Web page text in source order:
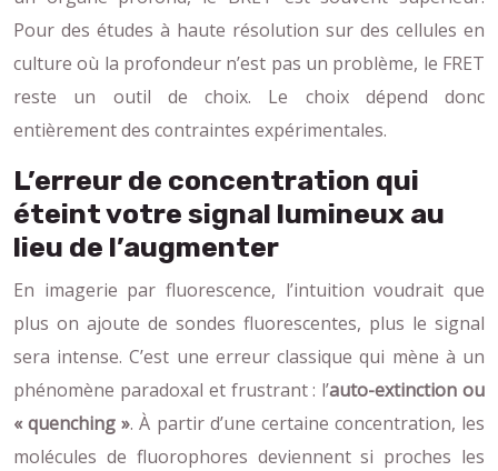
Pour des études à haute résolution sur des cellules en
culture où la profondeur n’est pas un problème, le FRET
reste un outil de choix. Le choix dépend donc
entièrement des contraintes expérimentales.
L’erreur de concentration qui
éteint votre signal lumineux au
lieu de l’augmenter
En imagerie par fluorescence, l’intuition voudrait que
plus on ajoute de sondes fluorescentes, plus le signal
sera intense. C’est une erreur classique qui mène à un
phénomène paradoxal et frustrant : l’auto-extinction ou
« quenching ». À partir d’une certaine concentration, les
molécules de fluorophores deviennent si proches les